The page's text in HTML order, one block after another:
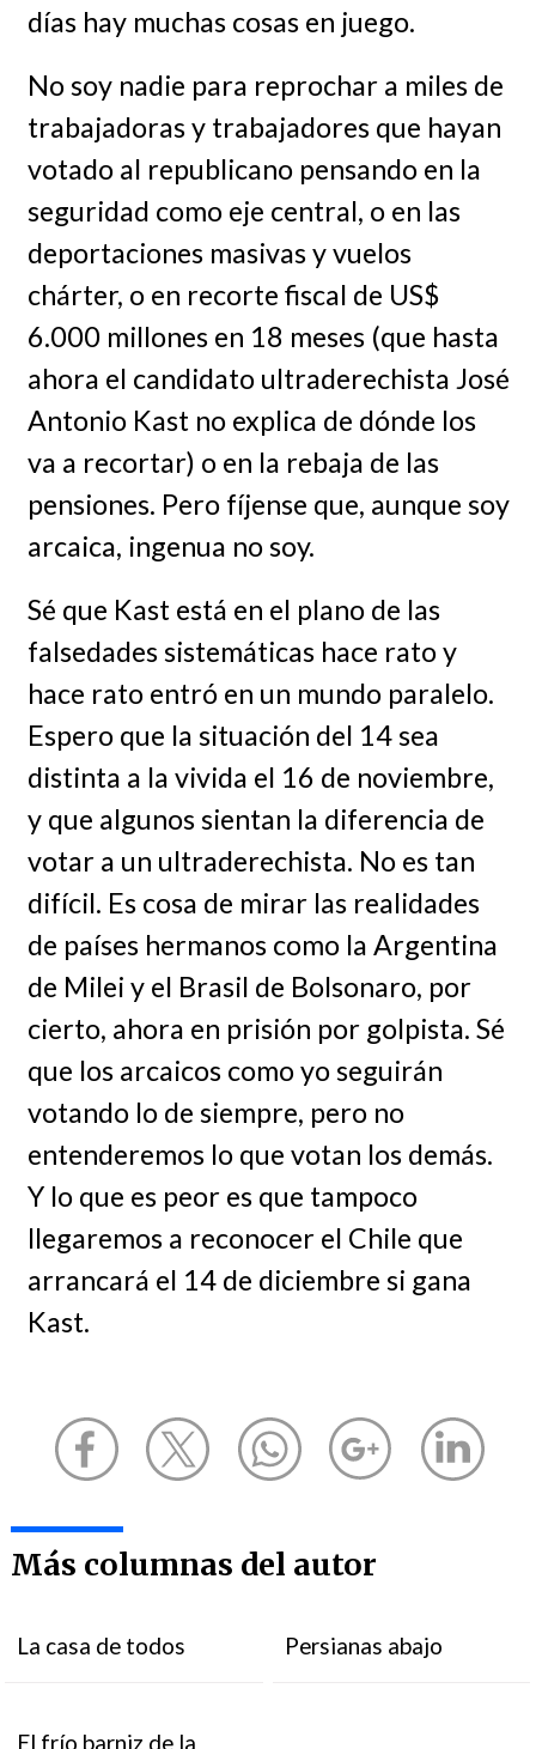
días hay muchas cosas en juego.
No soy nadie para reprochar a miles de
trabajadoras y trabajadores que hayan
votado al republicano pensando en la
seguridad como eje central, o en las
deportaciones masivas y vuelos
chárter, o en recorte fiscal de US$
6.000 millones en 18 meses (que hasta
ahora el candidato ultraderechista José
Antonio Kast no explica de dónde los
va a recortar) o en la rebaja de las
pensiones. Pero fíjense que, aunque soy
arcaica, ingenua no soy.
Sé que Kast está en el plano de las
falsedades sistemáticas hace rato y
hace rato entró en un mundo paralelo.
Espero que la situación del 14 sea
distinta a la vivida el 16 de noviembre,
y que algunos sientan la diferencia de
votar a un ultraderechista. No es tan
difícil. Es cosa de mirar las realidades
de países hermanos como la Argentina
de Milei y el Brasil de Bolsonaro, por
cierto, ahora en prisión por golpista. Sé
que los arcaicos como yo seguirán
votando lo de siempre, pero no
entenderemos lo que votan los demás.
Y lo que es peor es que tampoco
llegaremos a reconocer el Chile que
arrancará el 14 de diciembre si gana
Kast.
Más columnas del autor
La casa de todos Persianas abajo
El frío barniz de la